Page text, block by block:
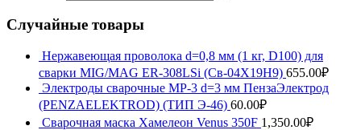
Случайные товары
Нержавеющая проволока d=0,8 мм (1 кг, D100) для
сварки MIG/MAG ER-308LSi (Св-04Х19Н9) 655.00₽
Электроды сварочные МР-3 d=3 мм ПензаЭлектрод
(PENZAELEKTROD) (ТИП Э-46) 60.00₽
Сварочная маска Хамелеон Venus 350F 1,350.00₽